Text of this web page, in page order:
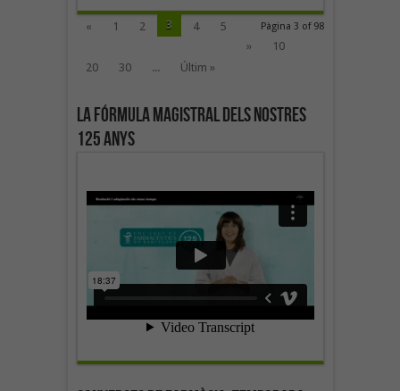
Pàgina 3 of 98
« 1 2 3 4
5
»
10
20
30 ... Últim »
La fórmula magistral dels nostres
125 anys